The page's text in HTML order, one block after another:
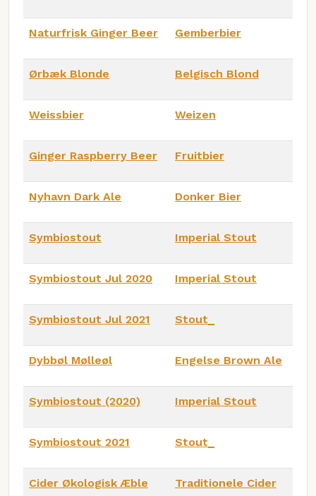
Naturfrisk Ginger Beer Gemberbier
Ørbæk Blonde Belgisch Blond
Weissbier Weizen
Ginger Raspberry Beer Fruitbier
Nyhavn Dark Ale Donker Bier
Symbiostout Imperial Stout
Symbiostout Jul 2020 Imperial Stout
Symbiostout Jul 2021 Stout_
Dybbøl Mølleøl Engelse Brown Ale
Symbiostout (2020) Imperial Stout
Symbiostout 2021 Stout_
Cider Økologisk Æble Traditionele Cider